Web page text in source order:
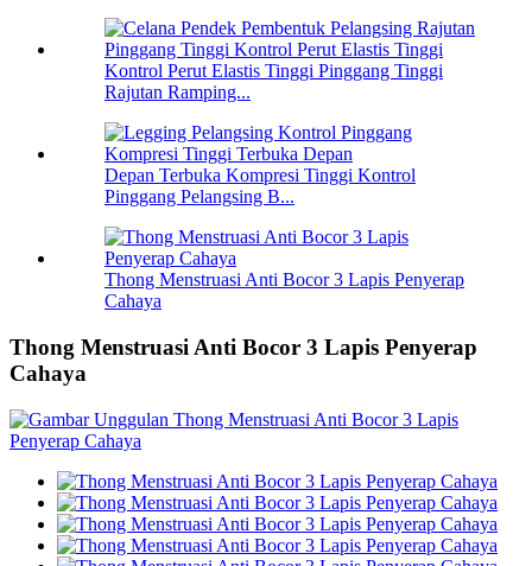
Kontrol Perut Elastis Tinggi Pinggang Tinggi
Rajutan Ramping...
Depan Terbuka Kompresi Tinggi Kontrol
Pinggang Pelangsing B...
Thong Menstruasi Anti Bocor 3 Lapis Penyerap
Cahaya
Thong Menstruasi Anti Bocor 3 Lapis Penyerap
Cahaya